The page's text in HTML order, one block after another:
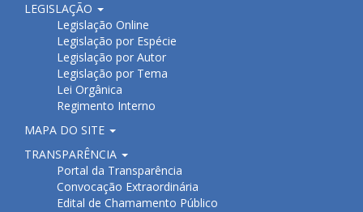
LEGISLAÇÃO
Legislação Online
Legislação por Espécie
Legislação por Autor
Legislação por Tema
Lei Orgânica
Regimento Interno
MAPA DO SITE
TRANSPARÊNCIA
Portal da Transparência
Convocação Extraordinária
Edital de Chamamento Público